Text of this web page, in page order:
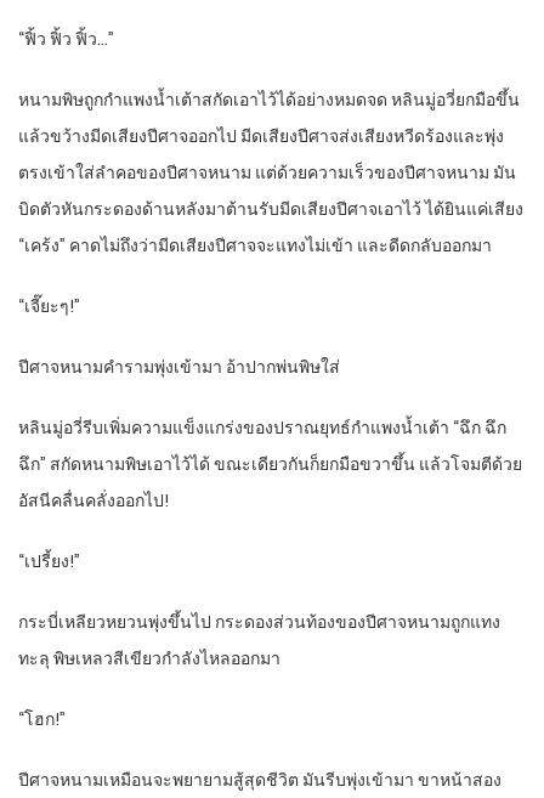
“ฟิ้ว ฟิ้ว ฟิ้ว…”
หนามพิษถูกกำแพงน้ำเต้าสกัดเอาไว้ได้อย่างหมดจด หลินมู่อวี่ยกมือขึ้น
แล้วขว้างมีดเสียงปีศาจออกไป มีดเสียงปีศาจส่งเสียงหวีดร้องและพุ่ง
ตรงเข้าใส่ลำคอของปีศาจหนาม แต่ด้วยความเร็วของปีศาจหนาม มัน
บิดตัวหันกระดองด้านหลังมาต้านรับมีดเสียงปีศาจเอาไว้ ได้ยินแค่เสียง
“เคร้ง” คาดไม่ถึงว่ามีดเสียงปีศาจจะแทงไม่เข้า และดีดกลับออกมา
“เจี๊ยะๆ!”
ปีศาจหนามคำรามพุ่งเข้ามา อ้าปากพ่นพิษใส่
หลินมู่อวี่รีบเพิ่มความแข็งแกร่งของปราณยุทธ์กำแพงน้ำเต้า “ฉึก ฉึก
ฉึก” สกัดหนามพิษเอาไว้ได้ ขณะเดียวกันก็ยกมือขวาขึ้น แล้วโจมตีด้วย
อัสนีคลื่นคลั่งออกไป!
“เปรี้ยง!”
กระบี่เหลียวหยวนพุ่งขึ้นไป กระดองส่วนท้องของปีศาจหนามถูกแทง
ทะลุ พิษเหลวสีเขียวกำลังไหลออกมา
“โฮก!”
ปีศาจหนามเหมือนจะพยายามสู้สุดชีวิต มันรีบพุ่งเข้ามา ขาหน้าสอง